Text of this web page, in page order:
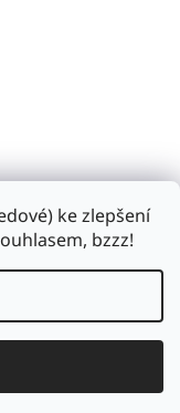
ke zlepšení
bzzz!
vyhrazena.